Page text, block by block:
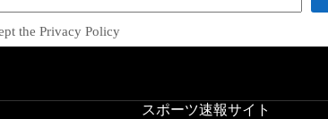
thePrivacy Policy
スポーツ速報サイト